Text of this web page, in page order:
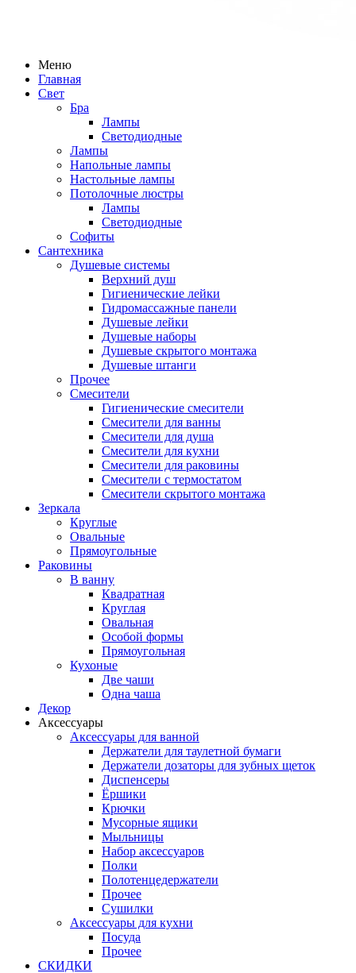
Меню
Главная
Свет
Бра
Лампы
Светодиодные
Лампы
Напольные лампы
Настольные лампы
Потолочные люстры
Лампы
Светодиодные
Софиты
Сантехника
Душевые системы
Верхний душ
Гигиенические лейки
Гидромассажные панели
Душевые лейки
Душевые наборы
Душевые скрытого монтажа
Душевые штанги
Прочее
Смесители
Гигиенические смесители
Смесители для ванны
Смесители для душа
Смесители для кухни
Смесители для раковины
Смесители с термостатом
Смесители скрытого монтажа
Зеркала
Круглые
Овальные
Прямоугольные
Раковины
В ванну
Квадратная
Круглая
Овальная
Особой формы
Прямоугольная
Кухоные
Две чаши
Одна чаша
Декор
Аксессуары
Аксессуары для ванной
Держатели для таулетной бумаги
Держатели дозаторы для зубных щеток
Диспенсеры
Ёршики
Крючки
Мусорные ящики
Мыльницы
Набор аксессуаров
Полки
Полотенцедержатели
Прочее
Сушилки
Аксессуары для кухни
Посуда
Прочее
СКИДКИ